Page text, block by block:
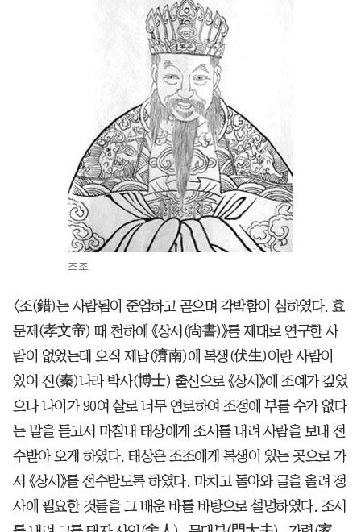
조조
〈조(錯)는 사람됨이 준엄하고 곧으며 각박함이 심하였다. 효
문제(孝文帝) 때 천하에 《상서(尙書)》를 제대로 연구한 사
람이 없었는데 오직 제남(濟南)에 복생(伏生)이란 사람이
있어 진(秦)나라 박사(博士) 출신으로 《상서》에 조예가 깊었
으나 나이가 90여 살로 너무 연로하여 조정에 부를 수가 없다
는 말을 듣고서 마침내 태상에게 조서를 내려 사람을 보내 전
수받아 오게 하였다. 태상은 조조에게 복생이 있는 곳으로 가
서 《상서》를 전수받도록 하였다. 마치고 돌아와 글을 올려 정
사에 필요한 것들을 그 배운 바를 바탕으로 설명하였다. 조서